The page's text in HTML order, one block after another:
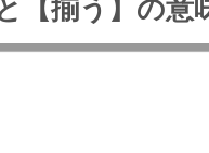
【揃う】の